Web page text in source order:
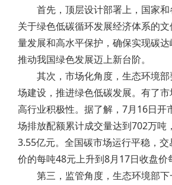
首先，顶层设计部署上，国家和
关于绿色低碳循环发展经济体系的
量发展和高水平保护，确保实现碳达
推动我国绿色发展迈上新台阶。
其次，市场化角度，生态环境部
场建设，推进绿色低碳发展。有了
高行业积极性。据了解，7月16日开
场排放配额累计成交量达到702万吨
3.55亿元。全国碳市场运行平稳，
价的每吨48元上升到8月17日收盘价
第三，监管角度，生态环境部下